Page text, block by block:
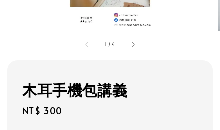
1 /4
木耳手機包講義
Regular
NT$ 300